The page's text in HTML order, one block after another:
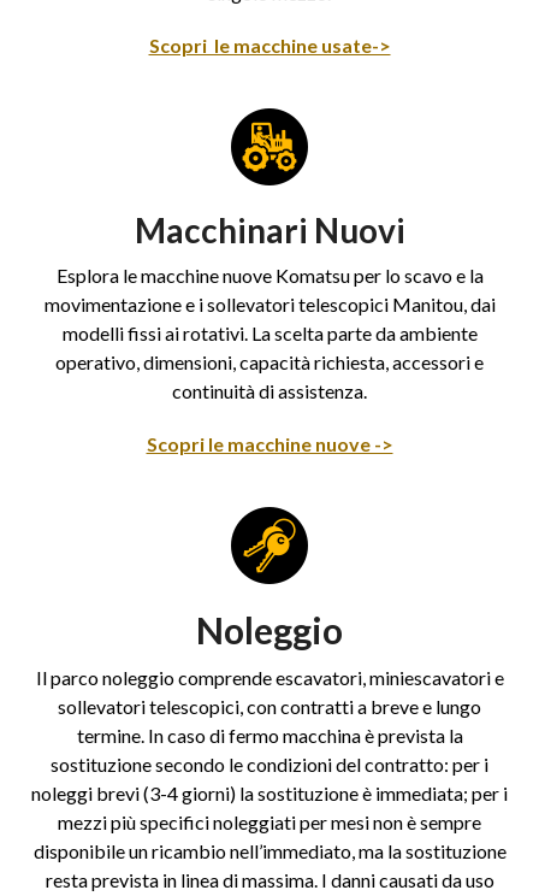
Scopri le macchine usate->
Macchinari Nuovi
Esplora le macchine nuove Komatsu per lo scavo e la
movimentazione e i sollevatori telescopici Manitou, dai
modelli fissi ai rotativi. La scelta parte da ambiente
operativo, dimensioni, capacità richiesta, accessori e
continuità di assistenza.
Scopri le macchine nuove ->
Noleggio
Il parco noleggio comprende escavatori, miniescavatori e
sollevatori telescopici, con contratti a breve e lungo
termine. In caso di fermo macchina è prevista la
sostituzione secondo le condizioni del contratto: per i
noleggi brevi (3-4 giorni) la sostituzione è immediata; per i
mezzi più specifici noleggiati per mesi non è sempre
disponibile un ricambio nell’immediato, ma la sostituzione
resta prevista in linea di massima. I danni causati da uso